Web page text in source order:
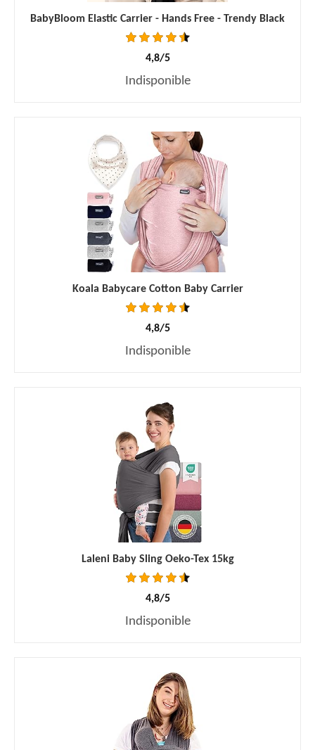
BabyBloom Elastic Carrier - Hands Free - Trendy Black
4,8/5
Indisponible
Koala Babycare Cotton Baby Carrier
4,8/5
Indisponible
Laleni Baby Sling Oeko-Tex 15kg
4,8/5
Indisponible